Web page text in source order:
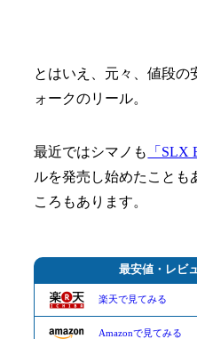
とはいえ、元々、値段の
ォークのリール。
最近ではシマノも 「SLX
ルを発売し始めたことも
ころもあります。
最安値・レビ
楽天で見てみる
Amazonで見てみる